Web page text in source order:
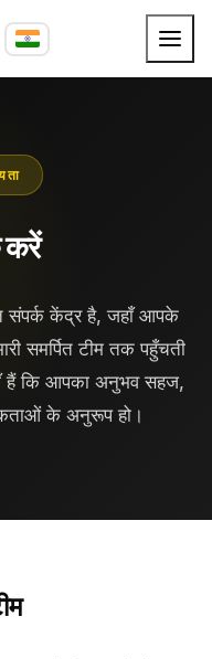
करें
संपर्क केंद्र है, जहाँ आपके
समर्पित टीम तक पहुँचती
हैं कि आपका अनुभव सहज,
के अनुरूप हो।